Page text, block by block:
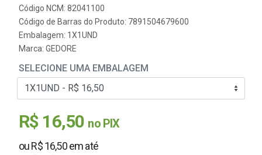
Código NCM: 82041100
Código de Barras do Produto: 7891504679600
Embalagem: 1X1UND
Marca: GEDORE
SELECIONE UMA EMBALAGEM
R$ 16,50 no PIX
ou R$ 16,50 em até